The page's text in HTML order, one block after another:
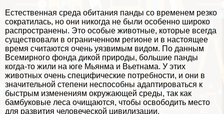
Естественная среда обитания панды со временем резко
сократилась, но они никогда не были особенно широко
распространены. Это особые животные, которые всегда
существовали в ограниченном регионе и в настоящее
время считаются очень уязвимым видом. По данным
Всемирного фонда дикой природы, большие панды
когда-то жили на юге Мьянма и Вьетнама. У этих
животных очень специфические потребности, и они в
значительной степени неспособны адаптироваться к
быстрым изменениям окружающей среды, так как
бамбуковые леса очищаются, чтобы освободить место
для развития человеческой цивилизации.